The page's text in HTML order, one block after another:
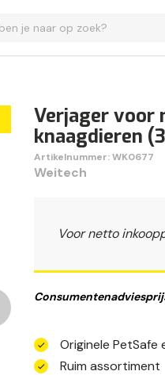
Verjager voor
knaagdieren
Artikelnummer: WK0677
Weitech
Voor netto
Originele
Ruim assortiment